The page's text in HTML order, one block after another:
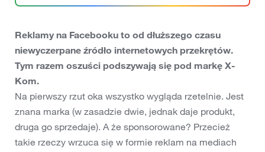
Reklamy na Facebooku to od dłuższego czasu
niewyczerpane źródło internetowych przekrętów.
Tym razem oszuści podszywają się pod markę X-
Kom.
Na pierwszy rzut oka wszystko wygląda rzetelnie. Jest
znana marka (w zasadzie dwie, jednak daje produkt,
druga go sprzedaje). A że sponsorowane? Przecież
takie rzeczy wrzuca się w formie reklam na mediach